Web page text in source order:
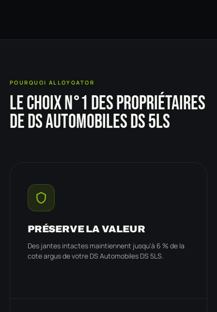
POURQUOI ALLOYGATOR
LE CHOIX N°1 DES PROPRIÉTAIRES
DE DS AUTOMOBILES DS 5LS
PRÉSERVE LA VALEUR
Des jantes intactes maintiennent jusqu'à 6 % de la
cote argus de votre DS Automobiles DS 5LS.